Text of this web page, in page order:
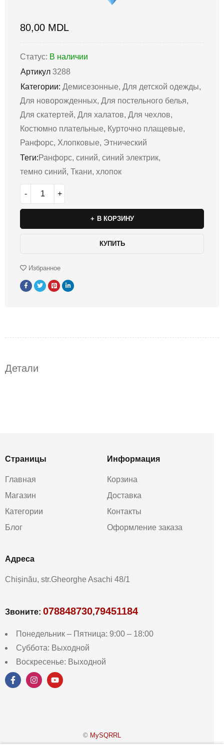
80,00 MDL
Статус: В наличии
Артикул 3288
Категории: Демисезонные, Для детской одежды,
Для новорожденных, Для постельного белья,
Для скатертей, Для халатов, Для чехлов,
Костюмно плательные, Курточно плащевые,
Ранфорс, Хлопковые, Этнический
Теги:Ранфорс, синий, синий электрик,
темно синий, Ткани, хлопок
В КОРЗИНУ
КУПИТЬ
Избранное
Детали
Страницы
Главная
Магазин
Категории
Блог
Информация
Корзина
Доставка
Контакты
Оформление заказа
Aдреса
Chișinău, str.Gheorghe Asachi 48/1
Звоните: 078848730,79451184
Понедельник – Пятница: 9:00 – 18:00
Суббота: Выходной
Воскресенье: Выходной
© MySQRRL